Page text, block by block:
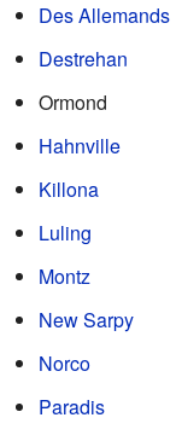
Des Allemands
Destrehan
Ormond
Hahnville
Killona
Luling
Montz
New Sarpy
Norco
Paradis